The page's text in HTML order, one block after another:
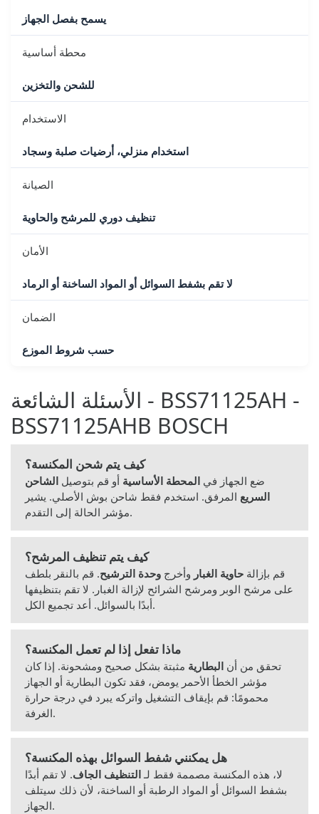
يسمح بفصل الجهاز
محطة أساسية
للشحن والتخزين
الاستخدام
استخدام منزلي، أرضيات صلبة وسجاد
الصيانة
تنظيف دوري للمرشح والحاوية
الأمان
لا تقم بشفط السوائل أو المواد الساخنة أو الرماد
الضمان
حسب شروط الموزع
الأسئلة الشائعة - BSS71125AH -
BSS71125AHB BOSCH
كيف يتم شحن المكنسة؟
ضع الجهاز في المحطة الأساسية أو قم بتوصيل الشاحن
السريع المرفق. استخدم فقط شاحن بوش الأصلي. يشير
مؤشر الحالة إلى التقدم.
كيف يتم تنظيف المرشح؟
قم بإزالة حاوية الغبار وأخرج وحدة الترشيح. قم بالنقر بلطف
على مرشح الوبر ومرشح الشرائح لإزالة الغبار. لا تقم بتنظيفها
أبدًا بالسوائل. أعد تجميع الكل.
ماذا تفعل إذا لم تعمل المكنسة؟
تحقق من أن البطارية مثبتة بشكل صحيح ومشحونة. إذا كان
مؤشر الخطأ الأحمر يومض، فقد تكون البطارية أو الجهاز
محمومًا: قم بإيقاف التشغيل واتركه يبرد في درجة حرارة
الغرفة.
هل يمكنني شفط السوائل بهذه المكنسة؟
لا، هذه المكنسة مصممة فقط لـالتنظيف الجاف. لا تقم أبدًا
بشفط السوائل أو المواد الرطبة أو الساخنة، لأن ذلك سيتلف
الجهاز.